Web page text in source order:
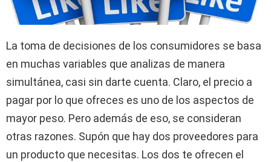
La toma de decisiones de los consumidores se basa
en muchas variables que analizas de manera
simultánea, casi sin darte cuenta. Claro, el precio a
pagar por lo que ofreces es uno de los aspectos de
mayor peso. Pero además de eso, se consideran
otras razones. Supón que hay dos proveedores para
un producto que necesitas. Los dos te ofrecen el